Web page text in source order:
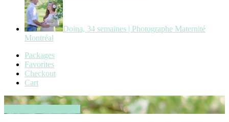
Doina, 34 semaines | Photographe Maternité
Montréal
Packages
Favorites
Checkout
Cart